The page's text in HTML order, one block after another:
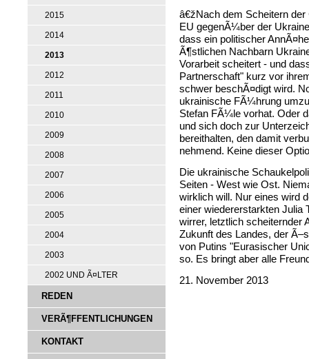
2015
2014
2013
2012
2011
2010
2009
2008
2007
2006
2005
2004
2003
2002 UND Ã¤LTER
REDEN
VERÃ¶FFENTLICHUNGEN
KONTAKT
â€žNach dem Scheitern
EU gegenÃ¼ber der
dass ein politischer
Ã¶stlichen Nachbarn
Vorarbeit scheitert - und
Partnerschaft" kurz vor
schwer beschÃ¤digt wird.
ukrainische FÃ¼hrung
Stefan FÃ¼le vorhat. Oder
und sich doch zur
bereithalten, den damit
nehmend. Keine dieser
Die ukrainische
Seiten - West wie Ost.
wirklich will. Nur eines wird
einer wiedererstarkten Julia
wirrer, letztlich scheiternder
Zukunft des Landes, der
von Putins "Eurasischer
so. Es bringt aber alle
21. November 2013